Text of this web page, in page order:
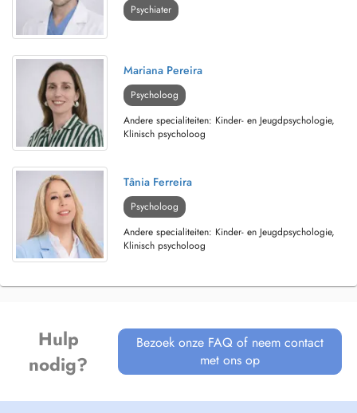
Psychiater
Mariana Pereira
Psycholoog
Andere specialiteiten: Kinder- en Jeugdpsychologie,
Klinisch psycholoog
Tânia Ferreira
Psycholoog
Andere specialiteiten: Kinder- en Jeugdpsychologie,
Klinisch psycholoog
Hulp
nodig?
Bezoek onze FAQ of neem contact
met ons op